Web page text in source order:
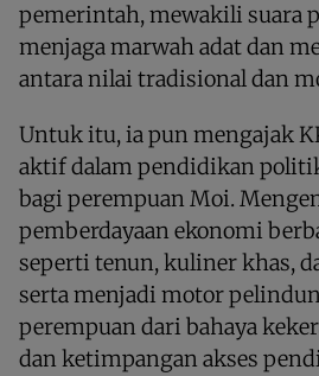
pemerintah, mewakili suara
menjaga marwah adat dan
antara nilai tradisional dan
Untuk itu, ia pun mengajak
aktif dalam pendidikan
bagi perempuan Moi.
pemberdayaan ekonomi
seperti tenun, kuliner khas,
serta menjadi motor
perempuan dari bahaya
dan ketimpangan akses